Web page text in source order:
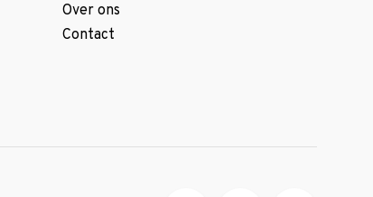
Over ons
Contact